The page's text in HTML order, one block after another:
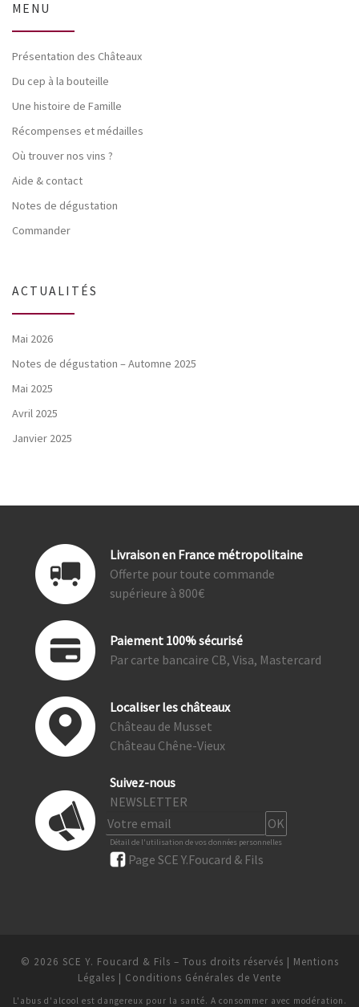
MENU
Présentation des Châteaux
Du cep à la bouteille
Une histoire de Famille
Récompenses et médailles
Où trouver nos vins ?
Aide & contact
Notes de dégustation
Commander
ACTUALITÉS
Mai 2026
Notes de dégustation – Automne 2025
Mai 2025
Avril 2025
Janvier 2025
Livraison en France métropolitaine
Offerte pour toute commande
supérieure à 800€
Paiement 100% sécurisé
Par carte bancaire CB, Visa, Mastercard
Localiser les châteaux
Château de Musset
Château Chêne-Vieux
Suivez-nous
NEWSLETTER
Détail de l'utilisation de vos données personnelles
Page SCE Y.Foucard & Fils
© 2026 SCE Y. Foucard & Fils – Tous droits réservés | Mentions
Légales | Conditions Générales de Vente
L'abus d'alcool est dangereux pour la santé. A consommer avec modération.